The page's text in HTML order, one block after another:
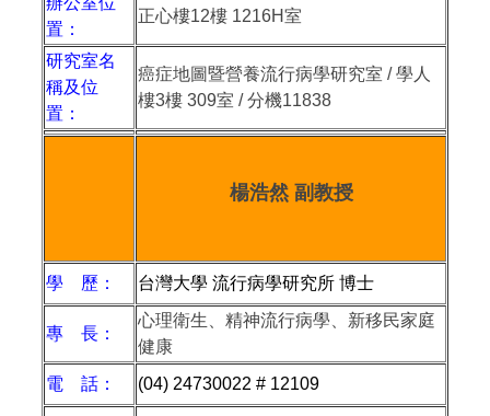
置：
正心樓12樓 1216H室
研究室名
稱及位
置：
癌症地圖暨營養流行病學研究室 / 學人
樓3樓 309室 / 分機11838
楊浩然 副教授
學 歷： 台灣大學 流行病學研究所 博士
專 長：
心理衛生、精神流行病學、新移民家庭
健康
電 話：
(04) 24730022 # 12109